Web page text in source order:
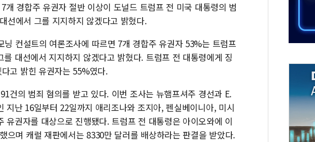
경합주 유권자 절반 이상이 도널드 트럼프 전 미국 대통령의 범
선에서 그를 지지하지 않겠다고 밝혔다.
컨설트의 여론조사에 따르면 7개 경합주 유권자 53%는 트럼프
대선에서 지지하지 않겠다고 밝혔다. 트럼프 전 대통령에게 징
고 밝힌 유권자는 55%였다.
건의 범죄 혐의를 받고 있다. 이번 조사는 뉴햄프셔주 경선과 E.
지난 16일부터 22일까지 애리조나와 조지아, 펜실베이니아, 미시
유권자를 대상으로 진행됐다. 트럼프 전 대통령은 아이오와에 이
으며 캐럴 재판에서는 8330만 달러를 배상하라는 판결을 받았다.